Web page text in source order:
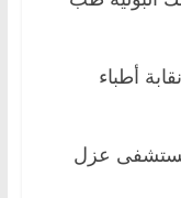
أطباء
مستشفى عزل